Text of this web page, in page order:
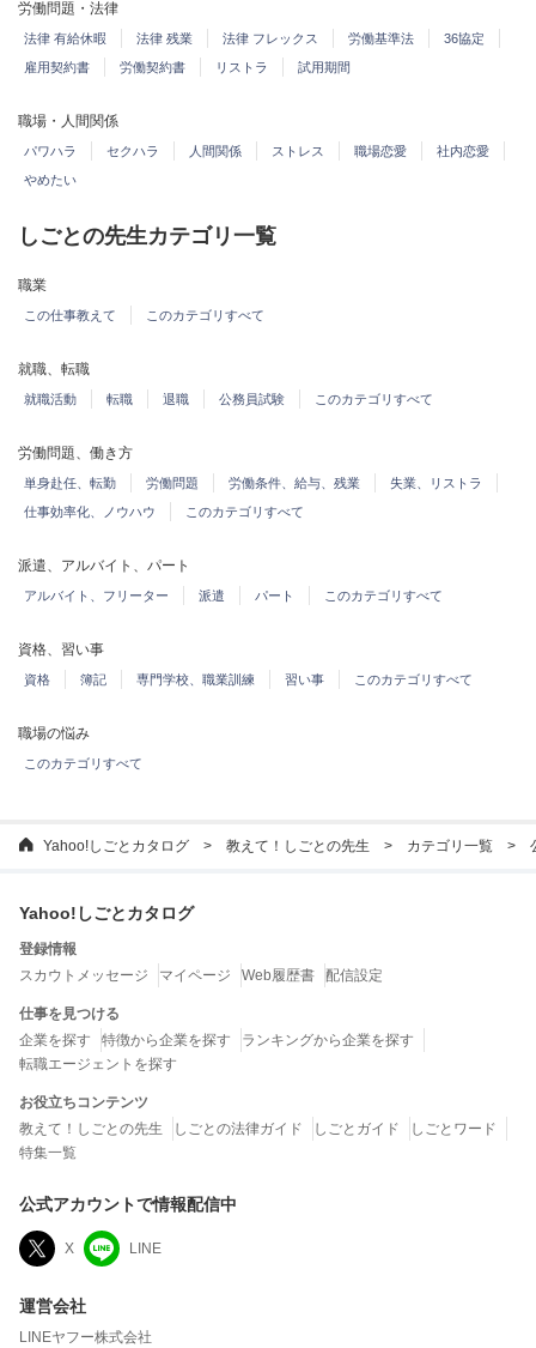
労働問題・法律
法律 有給休暇 法律 残業 法律 フレックス 労働基準法
36協定
雇用契約書
労働契約書 リストラ 試用期間
職場・人間関係
パワハラ セクハラ 人間関係 ストレス 職場恋愛
社内恋愛
やめたい
しごとの先生カテゴリ一覧
職業
この仕事教えて このカテゴリすべて
就職、転職
就職活動 転職 退職 公務員試験 このカテゴリすべて
労働問題、働き方
単身赴任、転勤 労働問題 労働条件、給与、残業
失業、リストラ
仕事効率化、ノウハウ
このカテゴリすべて
派遣、アルバイト、パート
アルバイト、フリーター 派遣 パート このカテゴリすべて
資格、習い事
資格 簿記 専門学校、職業訓練 習い事 このカテゴリすべて
職場の悩み
このカテゴリすべて
Yahoo!しごとカタログ 教えて！しごとの先生 カテゴリ一覧
Yahoo!しごとカタログ
登録情報
スカウトメッセージ
マイページ Web履歴書 配信設定
仕事を見つける
企業を探す
特徴から企業を探す
ランキングから企業を探す
転職エージェントを探す
お役立ちコンテンツ
教えて！しごとの先生
しごとの法律ガイド しごとガイド
しごとワード
特集一覧
公式アカウントで情報配信中
X LINE
運営会社
LINEヤフー株式会社